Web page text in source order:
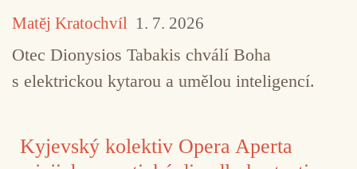
Matěj Kratochvíl 1. 7. 2026
Otec Dionysios Tabakis chválí Boha
s elektrickou kytarou a umělou inteligencí.
Kyjevský kolektiv Opera Aperta